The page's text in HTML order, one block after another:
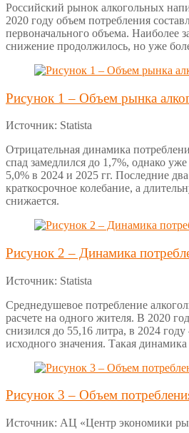
Российский рынок алкогольных
2020 году объем потребления
первоначального объема. Наиболее
снижение продолжилось, но уже
Рисунок 1 – Объем рынка
Источник: Statista
Отрицательная динамика
спад замедлился до 1,7%, однако
5,0% в 2024 и 2025 гг. Последние
краткосрочное колебание, а
снижается.
Рисунок 2 – Динамика
Источник: Statista
Среднедушевое потребление
расчете на одного жителя. В 2020
снизился до 55,16 литра, в 2024
исходного значения. Такая
Рисунок 3 – Объем
Источник: АЦ «Центр экономики